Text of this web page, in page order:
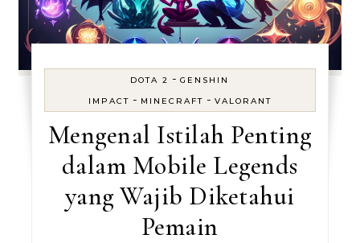
DOTA 2 -GENSHIN
IMPACT - MINECRAFT - VALORANT
Mengenal Istilah Penting
dalam Mobile Legends
yang Wajib Diketahui
Pemain